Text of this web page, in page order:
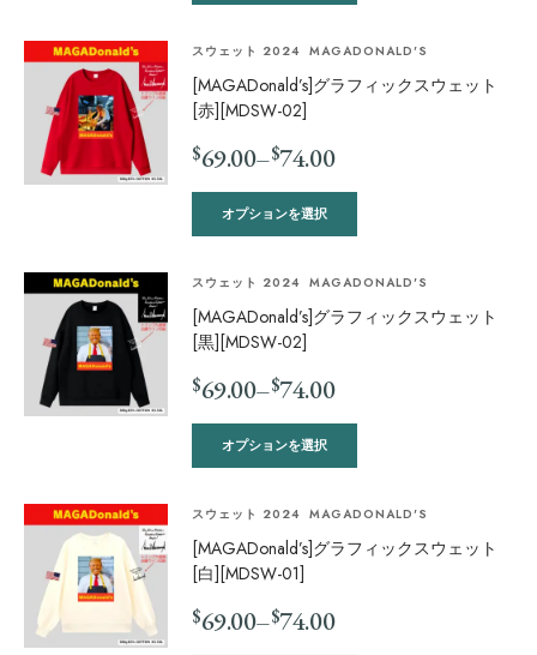
スウェット 2024 MAGADONALD'S
[MAGADonald’s]グラフィックスウェット
[赤][MDSW-02]
$69.00–$74.00
オプションを選択
スウェット 2024 MAGADONALD'S
[MAGADonald’s]グラフィックスウェット
[黒][MDSW-02]
$69.00–$74.00
オプションを選択
スウェット 2024 MAGADONALD'S
[MAGADonald’s]グラフィックスウェット
[白][MDSW-01]
$69.00–$74.00